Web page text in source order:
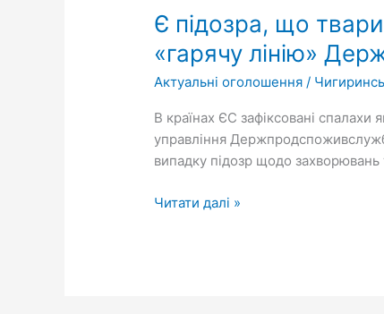
Є підозра, що
«гарячу лінію»
Актуальні оголошення /
В країнах ЄС зафіксовані
управління
випадку підозр щодо
що
тварина
захворіла
на
чи
блутанг,
–
повідомте
Читати далі »